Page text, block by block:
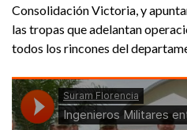
Consolidación Victoria, y
las tropas que adelantan
todos los rincones del